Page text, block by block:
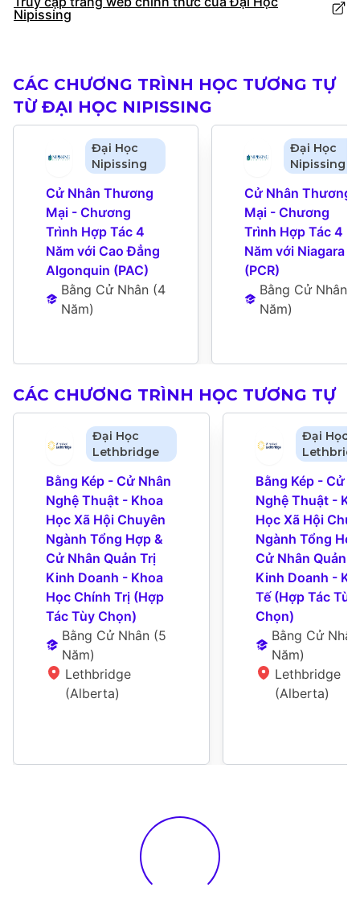
Nipissing
CÁC CHƯƠNG TRÌNH HỌC TƯƠNG TỰ
TỪ ĐẠI HỌC NIPISSING
Đại Học
Nipissing
Cử Nhân Thương
Mại - Chương
Trình Hợp Tác 4
Năm với Cao Đẳng
Algonquin (PAC)
Bằng Cử Nhân (4
Năm)
Đại Học
Nipissing
Cử Nhân Thương
Mại - Chương
Trình Hợp Tác 4
Năm với Niagara
(PCR)
Bằng Cử Nhân
Năm)
CÁC CHƯƠNG TRÌNH HỌC TƯƠNG TỰ
Đại Học
Lethbridge
Bằng Kép - Cử Nhân
Nghệ Thuật - Khoa
Học Xã Hội Chuyên
Ngành Tổng Hợp &
Cử Nhân Quản Trị
Kinh Doanh - Khoa
Học Chính Trị (Hợp
Tác Tùy Chọn)
Bằng Cử Nhân (5
Năm)
Lethbridge
(Alberta)
Đại Học
Bằng Kép - Cử
Nghệ Thuật -
Học Xã Hội
Ngành Tổng
Cử Nhân Quản
Kinh Doanh -
Tế (Hợp Tác Tùy
Chọn)
Bằng Cử Nhân
Năm)
Lethbridge
(Alberta)